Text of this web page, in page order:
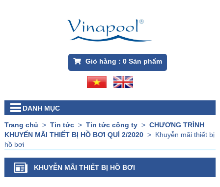
Giỏ hàng : 0Sản phẩm
DANH MỤC
Trang chủ > Tin tức> Tin tức công ty> CHƯƠNG TRÌNH
KHUYẾN MÃI THIẾT BỊ HỒ BƠI QUÍ 2/2020> Khuyễn mãi thiết bị
hồ bơi
KHUYỄN MÃI THIẾT BỊ HỒ BƠI